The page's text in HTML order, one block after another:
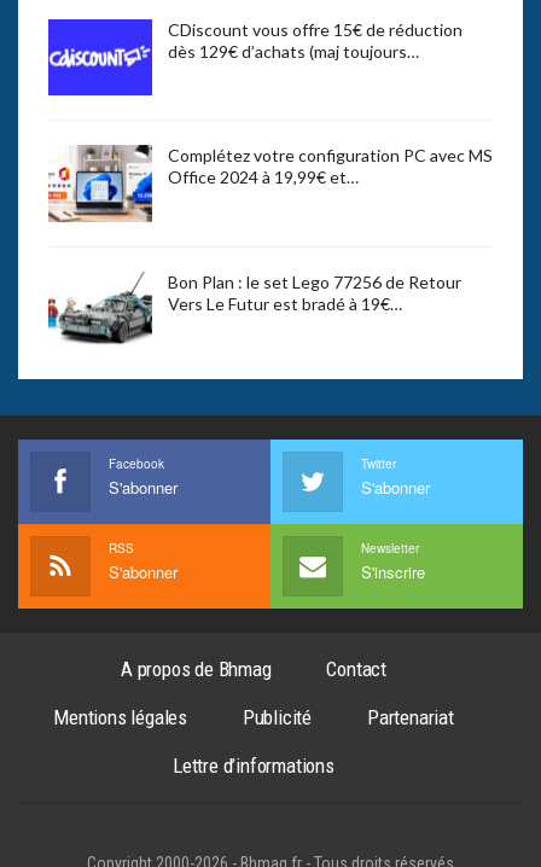
CDiscount vous offre 15€ de réduction
dès 129€ d’achats (maj toujours…
Complétez votre configuration PC avec MS
Office 2024 à 19,99€ et…
Bon Plan : le set Lego 77256 de Retour
Vers Le Futur est bradé à 19€…
Facebook
S'abonner
Twitter
S'abonner
RSS
S'abonner
Newsletter
S'inscrire
A propos de Bhmag
Contact
Mentions légales
Publicité
Partenariat
Lettre d’informations
Copyright 2000-2026 - Bhmag.fr - Tous droits réservés